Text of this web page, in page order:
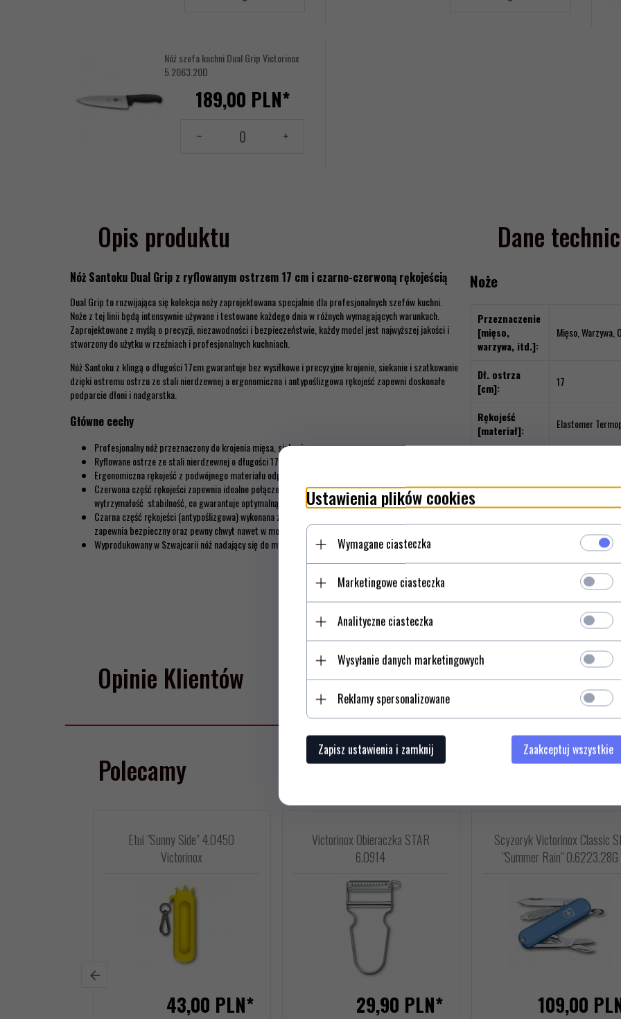
Nóż szefa kuchni Dual Grip Victorinox
5.2063.20D
189,00 PLN*
Opis produktu
Nóż Santoku Dual Grip z ryflowanym ostrzem 17 cm i czarno-czerwoną rękojeścią
Dual Grip to rozwijająca się kolekcja noży zaprojektowana specjalnie dla profesjonalnych szefów kuchni.
Noże z tej linii będą intensywnie używane i testowane każdego dnia w różnych wymagających warunkach.
Zaprojektowane z myślą o precyzji, niezawodności i bezpieczeństwie, każdy model jest najwyższej jakości i
stworzony do użytku w rzeźniach i profesjonalnych kuchniach.
Nóż Santoku z klingą o długości 17cm gwarantuje bez wysiłkowe i precyzyjne krojenie, siekanie i szatkowanie
dzięki ostremu ostrzu ze stali nierdzewnej a ergonomiczna i antypoślizgowa rękojeść zapewni doskonałe
podparcie dłoni i nadgarstka.
Główne cechy
Profesjonalny nóż przeznaczony do krojenia mięsa, siekania warzyw,
Ryflowane ostrze ze stali nierdzewnej o długości 17cm,
Ergonomiczna rękojeść z podwójnego materiału odporna na wodę i tłuszcze,
Czerwona część rękojeści zapewnia idealne połączenie z ostrzem, zapewniając niezwykłą
wytrzymałość stabilność, co gwarantuje optymalną wydajność pracy niezależnie od zadania,
Czarna część rękojeści (antypoślizgowa) wykonana z miękkiego elastomeru termoplastycznego
zapewnia bezpieczny oraz pewny chwyt nawet w mokrych warunkach,
Wyprodukowany w Szwajcarii nóż nadający się do mycia w zmywarce i sterylizacji,
Dane
Noże
Przeznaczenie
[mięso,
warzywa, itd.]:
Mięso, Warzywa,
Dł. ostrza
[cm]:
17
Rękojeść
[materiał]:
Elastomer
[obieranie,
siekanie,
Porcjowanie,
Dual Grip
Przystosowany
Opinie Klientów
Polecamy
Etui "Sunny Side" 4.0450
Victorinox
43,00 PLN*
Victorinox Obieraczka STAR
6.0914
29,90 PLN*
Scyzoryk Victorinox Classic
"Summer Rain" 0.6223.28G
109,00
Ustawienia plików cookies
Wymagane ciasteczka
Marketingowe ciasteczka
Analityczne ciasteczka
Wysyłanie danych marketingowych
Reklamy spersonalizowane
Zapisz ustawienia i zamknij Zaakceptuj wszystkie